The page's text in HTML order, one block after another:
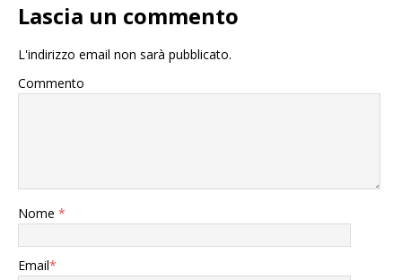
Lascia un commento
L'indirizzo email non sarà pubblicato.
Commento
Nome *
Email*